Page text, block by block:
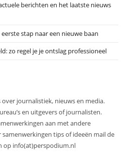
berichten en het laatste nieuws
stap naar een nieuwe baan
zo regel je je ontslag professioneel
journalistiek, nieuws en media.
en uitgevers of journalisten.
aan met andere
tips of ideeën mail de
op info(at)perspodium.nl